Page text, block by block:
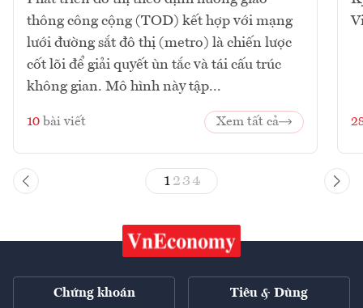
thông công cộng (TOD) kết hợp với mạng
lưới đường sắt đô thị (metro) là chiến lược
cốt lõi để giải quyết ùn tắc và tái cấu trúc
không gian. Mô hình này tập...
10 bài viết Xem tất cả
1 23 4
Chứng khoán Tiêu & Dùng